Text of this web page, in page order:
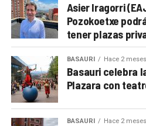
Asier Iragorri
Pozokoetxe
tener plazas
BASAURI Hace 2 meses
Basauri celebra
Plazara con
BASAURI Hace 2 meses